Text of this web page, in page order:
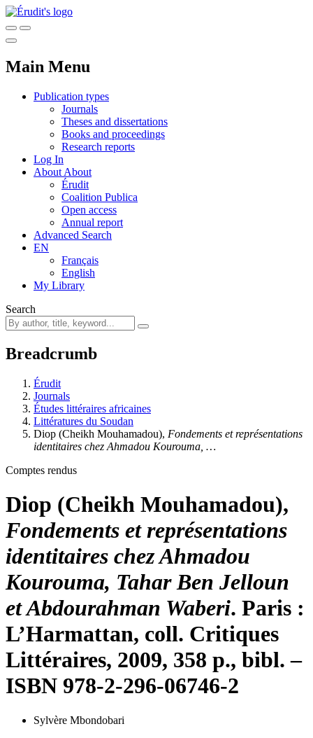
Main Menu
Publication types
Journals
Theses and dissertations
Books and proceedings
Research reports
Log In
About About
Érudit
Coalition Publica
Open access
Annual report
Advanced Search
EN
Français
English
My Library
Search
Breadcrumb
Érudit
Journals
Études littéraires africaines
Littératures du Soudan
Diop (Cheikh Mouhamadou), Fondements et représentations
identitaires chez Ahmadou Kourouma, …
Comptes rendus
Diop (Cheikh Mouhamadou),
Fondements et représentations
identitaires chez Ahmadou
Kourouma, Tahar Ben Jelloun
et Abdourahman Waberi. Paris :
L’Harmattan, coll. Critiques
Littéraires, 2009, 358 p., bibl. –
ISBN 978-2-296-06746-2
Sylvère Mbondobari